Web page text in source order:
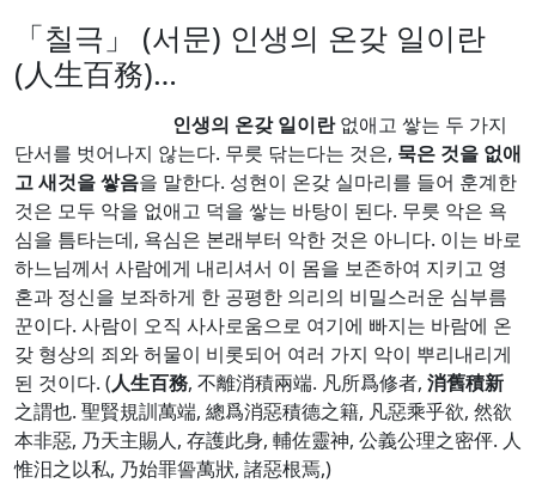
「칠극」 (서문) 인생의 온갖 일이란
(人生百務)…
인생의 온갖 일이란없애고 쌓는 두 가지
단서를 벗어나지 않는다. 무릇 닦는다는 것은, 묵은 것을 없애
고 새것을 쌓음을 말한다. 성현이 온갖 실마리를 들어 훈계한
것은 모두 악을 없애고 덕을 쌓는 바탕이 된다. 무릇 악은 욕
심을 틈타는데, 욕심은 본래부터 악한 것은 아니다. 이는 바로
하느님께서 사람에게 내리셔서 이 몸을 보존하여 지키고 영
혼과 정신을 보좌하게 한 공평한 의리의 비밀스러운 심부름
꾼이다. 사람이 오직 사사로움으로 여기에 빠지는 바람에 온
갖 형상의 죄와 허물이 비롯되어 여러 가지 악이 뿌리내리게
된 것이다. (人生百務, 不離消積兩端. 凡所爲修者, 消舊積新
之謂也. 聖賢規訓萬端, 總爲消惡積德之籍, 凡惡乘乎欲, 然欲
本非惡, 乃天主賜人, 存護此身, 輔佐靈神, 公義公理之密伻. 人
惟汨之以私, 乃始罪諐萬狀, 諸惡根焉,)